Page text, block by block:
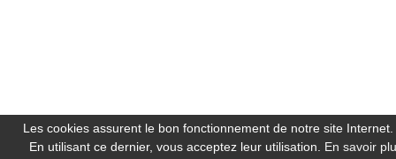
Les cookies assurent le bon fonctionnement de notre site Internet.
En utilisant ce dernier, vous acceptez leur utilisation. En savoir